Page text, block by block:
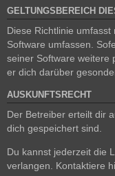
GELTUNGSBEREICH
Diese Richtlinie
Software umfassen.
seiner Software weitere
er dich darüber
AUSKUNFTSRECHT
Der Betreiber erteilt dir
dich gespeichert sind.
Du kannst jederzeit die
verlangen. Kontaktiere